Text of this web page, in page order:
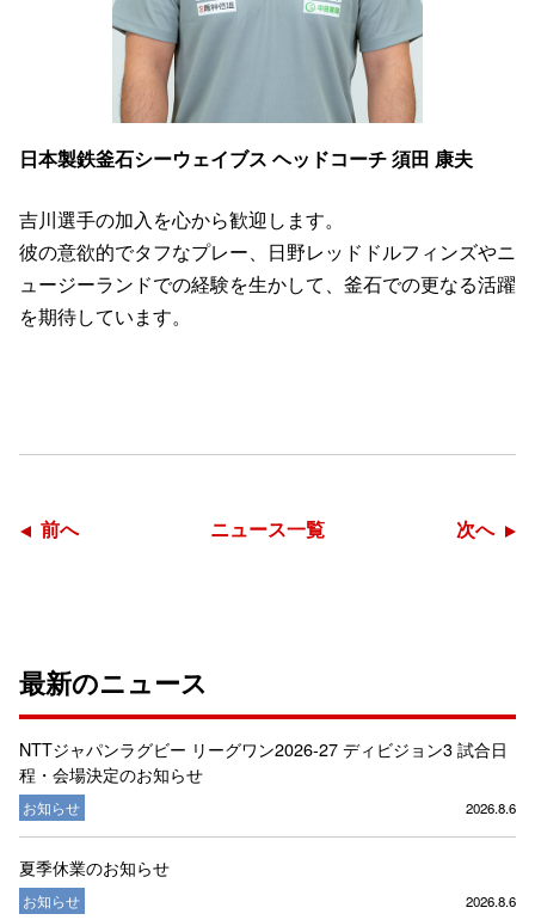
日本製鉄釜石シーウェイブス ヘッドコーチ 須⽥ 康夫
吉川選⼿の加⼊を⼼から歓迎します。
彼の意欲的でタフなプレー、⽇野レッドドルフィンズやニ
ュージーランドでの経験を⽣かして、釜⽯での更なる活躍
を期待しています。
前へ ニュース一覧 次へ
最新のニュース
NTTジャパンラグビー リーグワン2026-27 ディビジョン3 試合日
程・会場決定のお知らせ
お知らせ 2026.8.6
夏季休業のお知らせ
お知らせ 2026.8.6